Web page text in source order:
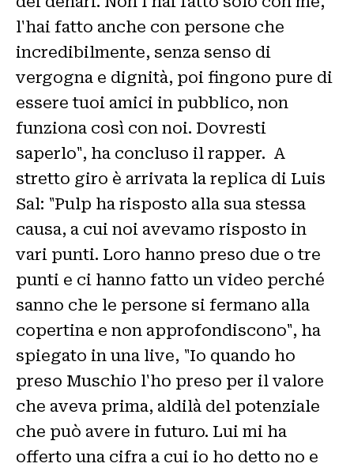
l'hai fatto anche con persone che
incredibilmente, senza senso di
vergogna e dignità, poi fingono pure di
essere tuoi amici in pubblico, non
funziona così con noi. Dovresti
saperlo", ha concluso il rapper. A
stretto giro è arrivata la replica di Luis
Sal: "Pulp ha risposto alla sua stessa
causa, a cui noi avevamo risposto in
vari punti. Loro hanno preso due o tre
punti e ci hanno fatto un video perché
sanno che le persone si fermano alla
copertina e non approfondiscono", ha
spiegato in una live, "Io quando ho
preso Muschio l'ho preso per il valore
che aveva prima, aldilà del potenziale
che può avere in futuro. Lui mi ha
offerto una cifra a cui io ho detto no e